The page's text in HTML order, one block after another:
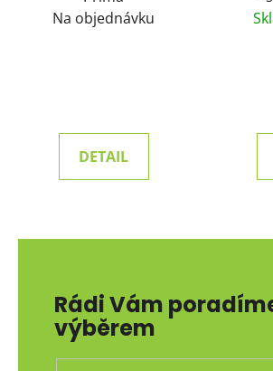
Na objednávku
DETAIL
Rádi Vám
výběrem